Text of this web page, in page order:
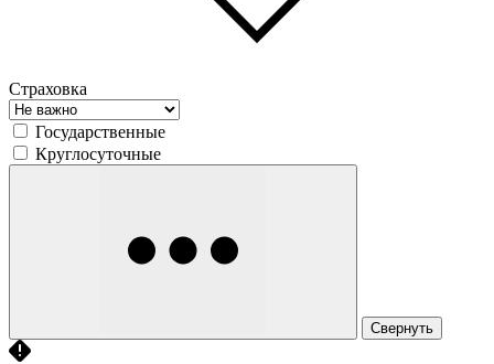
Страховка
Государственные
Круглосуточные
Свернуть